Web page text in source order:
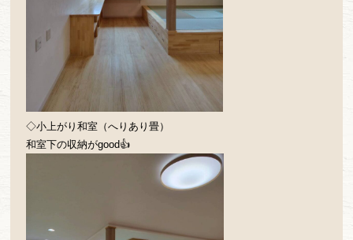
◇小上がり和室（へりあり畳）
和室下の収納がgood👍